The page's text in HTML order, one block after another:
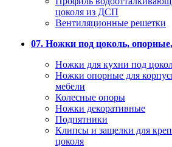
цоколя из ДСП
Вентиляционные решетки
07. Ножки под цоколь, опорные,
Ножки для кухни под
Ножки опорные для
мебели
Колесные опоры
Ножки декоративные
Подпятники
Клипсы и защелки для
цоколя